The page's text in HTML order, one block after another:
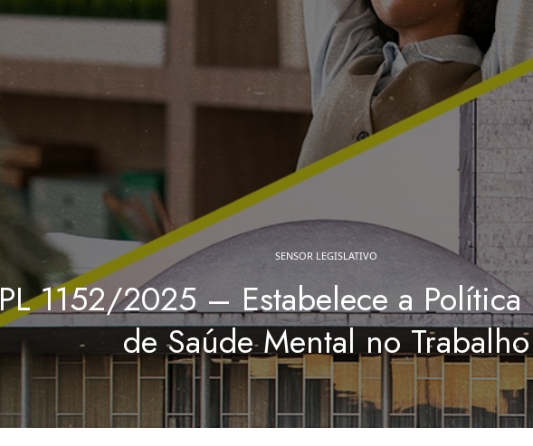
SENSOR LEGISLATIVO
PL 1152/2025 – Estabelece a
de Saúde Mental no Trabalho